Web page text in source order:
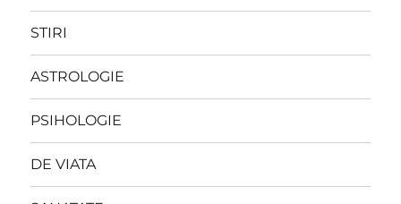
STIRI
ASTROLOGIE
PSIHOLOGIE
DE VIATA